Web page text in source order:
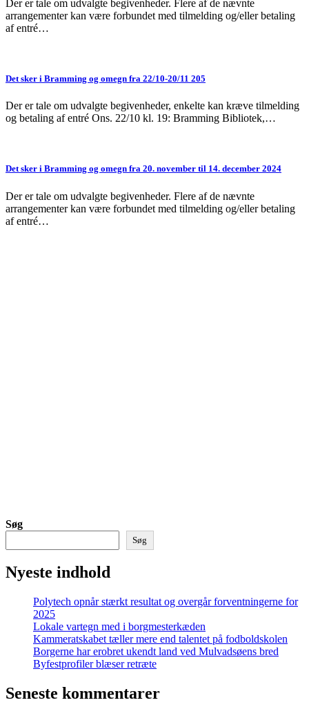
Der er tale om udvalgte begivenheder. Flere af de nævnte
arrangementer kan være forbundet med tilmelding og/eller betaling
af entré…
Det sker i Bramming og omegn fra 22/10-20/11 205
Der er tale om udvalgte begivenheder, enkelte kan kræve tilmelding
og betaling af entré Ons. 22/10 kl. 19: Bramming Bibliotek,…
Det sker i Bramming og omegn fra 20. november til 14. december 2024
Der er tale om udvalgte begivenheder. Flere af de nævnte
arrangementer kan være forbundet med tilmelding og/eller betaling
af entré…
Søg
Søg
Nyeste indhold
Polytech opnår stærkt resultat og overgår forventningerne for
2025
Lokale vartegn med i borgmesterkæden
Kammeratskabet tæller mere end talentet på fodboldskolen
Borgerne har erobret ukendt land ved Mulvadsøens bred
Byfestprofiler blæser retræte
Seneste kommentarer